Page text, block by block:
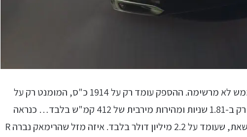
(Nevera) היא מכונית ממש לא מרשימה. ההספק עומד רק על 1914 כ"ס, המומנט רק על
238 קג"מ, התאוצה מ-0 ל-100 קמ"ש רק ב-1.81 שניות ומהירות מירבית של 412 קמ"ש בלבד… כנראה
שבגלל זה גם תג המחיר הצנוע שהיא נושאת, שעומד על 2.2 מיליון דולר בלבד. איזה מזל שהרימאק נברה R